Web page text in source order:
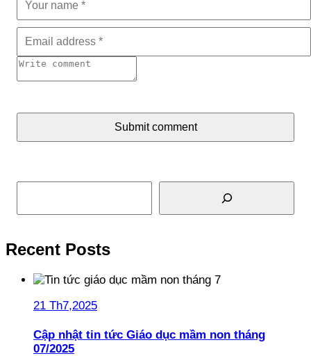
Submit comment
Tìm kiếm
Recent Posts
21 Th7,2025
Cập nhật tin tức Giáo dục mầm non tháng
07/2025